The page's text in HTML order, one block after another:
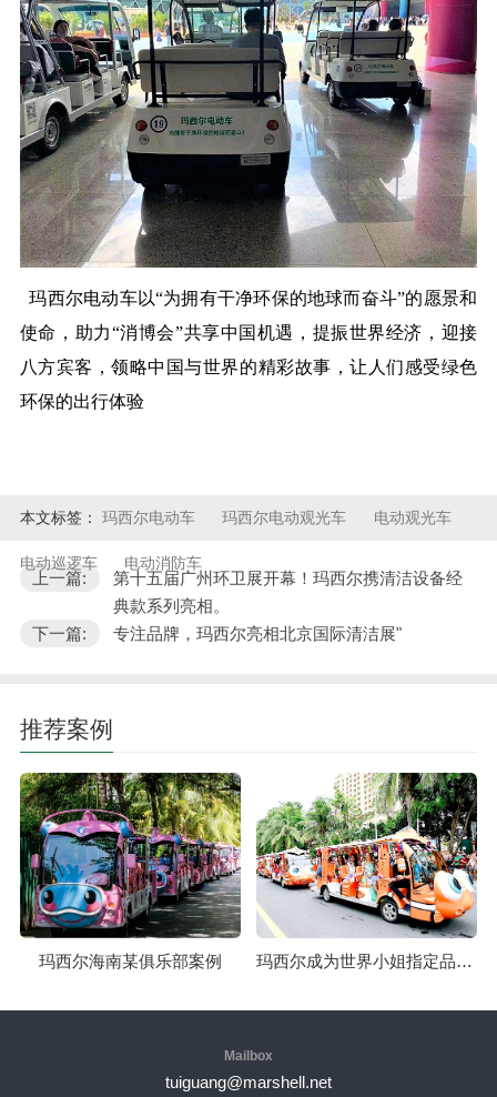
玛西尔电动车以“为拥有干净环保的地球而奋斗”的愿景和
使命，助力“消博会”共享中国机遇，提振世界经济，迎接
八方宾客，领略中国与世界的精彩故事，让人们感受绿色
环保的出行体验
本文标签： 玛西尔电动车 玛西尔电动观光车 电动观光车
电动巡逻车 电动消防车
上一篇:
第十五届广州环卫展开幕！玛西尔携清洁设备经
典款系列亮相。
下一篇:
专注品牌，玛西尔亮相北京国际清洁展"
推荐案例
玛西尔海南某俱乐部案例 玛西尔成为世界小姐指定品牌案例
Mailbox
tuiguang@marshell.net